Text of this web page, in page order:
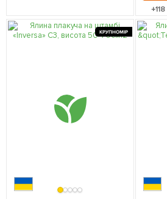
+118
КРУПНОМІР